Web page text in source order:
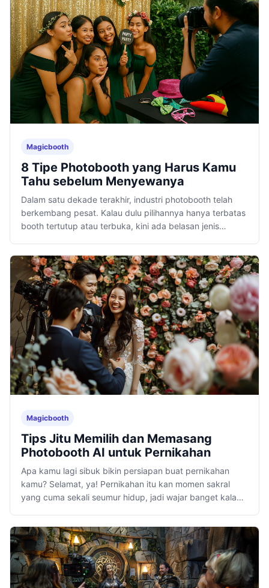
Magicbooth
8 Tipe Photobooth yang Harus Kamu
Tahu sebelum Menyewanya
Dalam satu dekade terakhir, industri photobooth telah
berkembang pesat. Kalau dulu pilihannya hanya terbatas
booth tertutup atau terbuka, kini ada belasan jenis
Magicbooth
Tips Jitu Memilih dan Memasang
Photobooth AI untuk Pernikahan
Apa kamu lagi sibuk bikin persiapan buat pernikahan
kamu? Selamat, ya! Pernikahan itu kan momen sakral
yang cuma sekali seumur hidup, jadi wajar banget kalau